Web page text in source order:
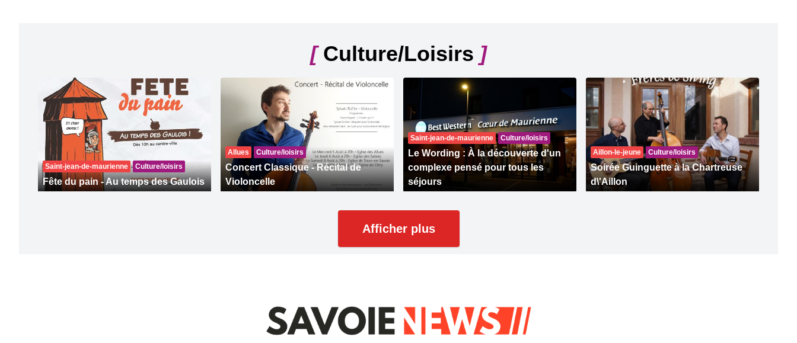
[Culture/Loisirs ]
Saint-jean-de-maurienne Culture/loisirs
Fête du pain - Au temps des Gaulois
Allues Culture/loisirs
Concert Classique - Récital de
Violoncelle
Saint-jean-de-maurienne Culture/loisirs
Le Wording : À la découverte d'un
complexe pensé pour tous les
séjours
Aillon-le-jeune Culture/loisirs
Soirée Guinguette à la Chartreuse
d\'Aillon
Afficher plus